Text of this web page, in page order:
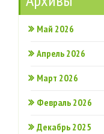
Май 2026
Апрель 2026
Март 2026
Февраль 2026
Декабрь 2025